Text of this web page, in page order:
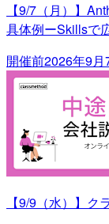
【9/7（月）】
具体例ーSkillsで
開催前2026年9月
【9/9（水）】